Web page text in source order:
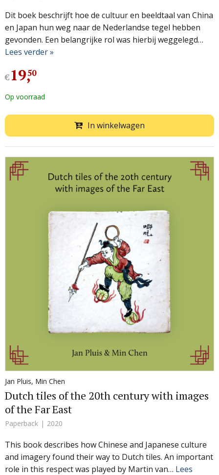
Dit boek beschrijft hoe de cultuur en beeldtaal van China
en Japan hun weg naar de Nederlandse tegel hebben
gevonden. Een belangrijke rol was hierbij weggelegd…
Lees verder »
€19,
50
Op voorraad
In winkelwagen
Jan Pluis, Min Chen
Dutch tiles of the 20th century with images
of the Far East
Paperback 2020
This book describes how Chinese and Japanese culture
and imagery found their way to Dutch tiles. An important
role in this respect was played by Martin van… Lees